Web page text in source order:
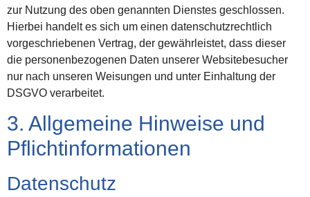
zur Nutzung des oben genannten Dienstes geschlossen.
Hierbei handelt es sich um einen datenschutzrechtlich
vorgeschriebenen Vertrag, der gewährleistet, dass dieser
die personenbezogenen Daten unserer Websitebesucher
nur nach unseren Weisungen und unter Einhaltung der
DSGVO verarbeitet.
3. Allgemeine Hinweise und
Pflicht­informationen
Datenschutz